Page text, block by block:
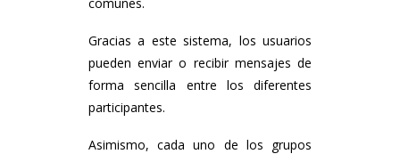
Gracias a este sistema, los usuarios
pueden enviar o recibir mensajes de
forma sencilla entre los diferentes
participantes.
Asimismo, cada uno de los grupos